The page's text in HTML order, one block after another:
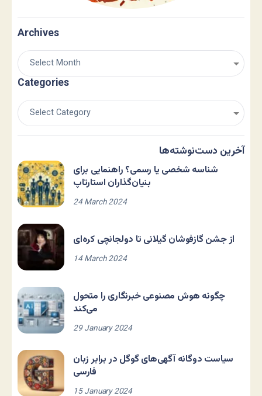
Archives
Categories
آخرین دست‌نوشته‌ها
شناسه شخصی یا رسمی؟ راهنمایی برای
بنیان‌گذاران استارتاپ
24 March 2024
از جشن گازفوشان گیلانی تا دولجانچی کره‌ای
14 March 2024
چگونه هوش مصنوعی خبرنگاری را متحول
می‌کند
29 January 2024
سیاست دوگانه آگهی‌های گوگل در برابر زبان
فارسی
15 January 2024